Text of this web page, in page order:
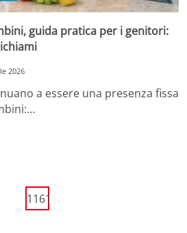
guida pratica per i genitori:
2026
a essere una presenza fissa
1161